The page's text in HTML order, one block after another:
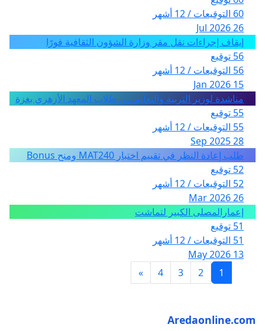
60 التوقيعات / 12 أشهر
26 Jul 2026
إيقاف إجراءات نقل مقر وزارة الشؤون الثقافية فورًا
56 توقيع
56 التوقيعات / 12 أشهر
15 Jan 2026
مناشدة لوزير التربية والتعليم من طلاب المعهد الأزهري بغزة
55 توقيع
55 التوقيعات / 12 أشهر
28 Sep 2025
طلب إعادة النظر في تقييم اختبار MAT240 ومنح Bonus
52 توقيع
52 التوقيعات / 12 أشهر
26 Mar 2026
إعمارالمصلى الكبير لتماشت
51 توقيع
51 التوقيعات / 12 أشهر
13 May 2026
1
2
3
4
»
Aredaonline.com